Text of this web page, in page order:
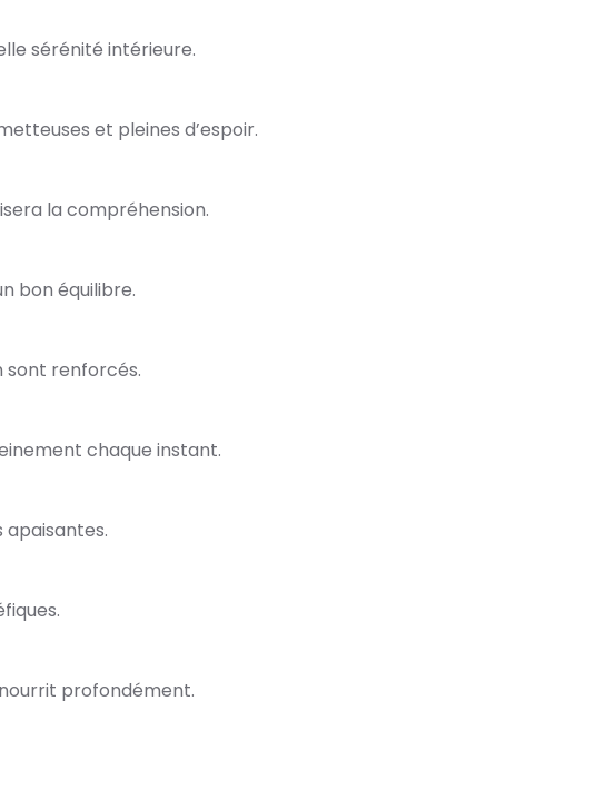
sérénité intérieure.
et pleines d’espoir.
la compréhension.
bon équilibre.
sont renforcés.
chaque instant.
apaisantes.
profondément.